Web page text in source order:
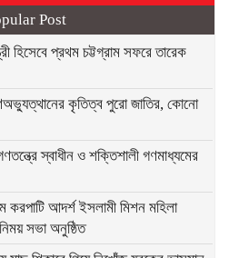
Post
হিসেবে প্রথম চট্টগ্রাম সফরে তারেক
কৃতিত্ব পুরো জাতির, কোনো
স্বাধীন ও শক্তিশালী গণমাধ্যমের
করপাটি আদর্শ ইসলামী মিশন মহিলা
সভা অনুষ্ঠিত